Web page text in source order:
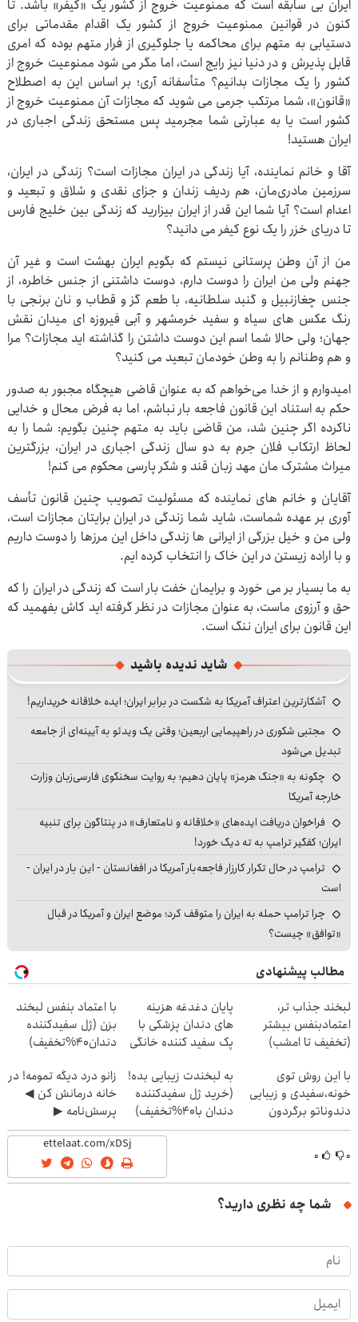
ایران بی سابقه است که ممنوعیت خروج از کشور یک «کیفر» باشد. تا
کنون در قوانین ممنوعیت خروج از کشور یک اقدام مقدماتی برای
دستیابی به متهم برای محاکمه یا جلوگیری از فرار متهم بوده که امری
قابل پذیرش و در دنیا نیز رایج است، اما مگر می شود ممنوعیت خروج از
کشور را یک مجازات بدانیم؟ متأسفانه آری؛ بر اساس این به اصطلاح
«قانون»، شما مرتکب جرمی می شوید که مجازات آن ممنوعیت خروج از
کشور است یا به عبارتی شما مجرمید پس مستحق زندگی اجباری در
ایران هستید!
آقا و خانم نماینده، آیا زندگی در ایران مجازات است؟ زندگی در ایران،
سرزمین مادری‌مان، هم ردیف زندان و جزای نقدی و شلاق و تبعید و
اعدام است؟ آیا شما این قدر از ایران بیزارید که زندگی بین خلیج فارس
تا دریای خزر را یک نوع کیفر می دانید؟
من از آن وطن پرستانی نیستم که بگویم ایران بهشت است و غیر آن
جهنم ولی من ایران را دوست دارم، دوست داشتنی از جنس خاطره، از
جنس چغازنبیل و گنبد سلطانیه، با طعم گز و قطاب و نان برنجی با
رنگ عکس های سیاه و سفید خرمشهر و آبی فیروزه ای میدان نقش
جهان؛ ولی حالا شما اسم این دوست داشتن را گذاشته اید مجازات؟ مرا
و هم وطنانم را به وطن خودمان تبعید می کنید؟
امیدوارم و از خدا می‌خواهم که به عنوان قاضی هیچگاه مجبور به صدور
حکم به استناد این قانون فاجعه بار نباشم، اما به فرض محال و خدایی
ناکرده اگر چنین شد، من قاضی باید به متهم چنین بگویم: شما را به
لحاظ ارتکاب فلان جرم به دو سال زندگی اجباری در ایران، بزرگترین
میراث مشترک مان مهد زبان قند و شکر پارسی محکوم می کنم!
آقایان و خانم های نماینده که مسئولیت تصویب چنین قانون تأسف
آوری بر عهده شماست، شاید شما زندگی در ایران برایتان مجازات است،
ولی من و خیل بزرگی از ایرانی ها زندگی داخل این مرزها را دوست داریم
و با اراده زیستن در این خاک را انتخاب کرده ایم.
به ما بسیار بر می خورد و برایمان خفت بار است که زندگی در ایران را که
حق و آرزوی ماست، به عنوان مجازات در نظر گرفته اید کاش بفهمید که
این قانون برای ایران ننگ است.
شاید ندیده باشید
آشکارترین اعتراف آمریکا به شکست در برابر ایران؛ ایده خلاقانه خریداریم!
مجتبی شکوری در راهپیمایی اربعین؛ وقتی یک ویدئو به آیینه‌ای از جامعه
تبدیل می‌شود
چگونه به «جنگ هرمز» پایان دهیم؛ به روایت سخنگوی فارسی‌زبان وزارت
خارجه آمریکا
فراخوان دریافت ایده‌های «خلاقانه و نامتعارف» در پنتاگون برای تنبیه
ایران؛ کفگیر ترامپ به ته دیگ خورد!
ترامپ در حال تکرار کارزار فاجعه‌بار آمریکا در افغانستان - این بار در ایران -
است
چرا ترامپ حمله به ایران را متوقف کرد؛ موضع ایران و آمریکا در قبال
«توافق» چیست؟
مطالب پیشنهادی
لبخند جذاب تر،
اعتمادبنفس بیشتر
(تخفیف تا امشب)
پایان دغدغه هزینه
های دندان پزشکی با
پک سفید کننده خانگی
با اعتماد بنفس لبخند
بزن (ژل سفیدکننده
دندان40%تخفیف)
با این روش توی
خونه،سفیدی و زیبایی
دندوناتو برگردون
(40%off)
به لبخندت زیبایی بده!
(خرید ژل سفیدکننده
دندان با40%تخفیف)
زانو درد دیگه تمومه! در
خانه درمانش کن ◀
پرسش‌نامه ▶
۰ ۰
شما چه نظری دارید؟